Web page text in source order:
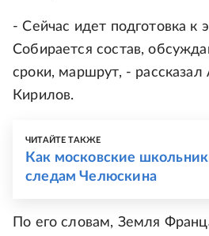
- Сейчас идет подготовка к
Собирается состав,
сроки, маршрут, - рассказал
Кирилов.
ЧИТАЙТЕ ТАКЖЕ
Как московские
следам Челюскина
По его словам, Земля